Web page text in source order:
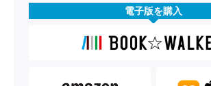
電子版を購入